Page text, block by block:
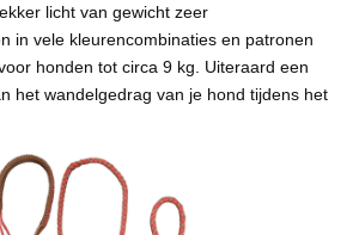
licht van gewicht zeer
in vele kleurencombinaties en patronen
honden tot circa 9 kg. Uiteraard een
het wandelgedrag van je hond tijdens het